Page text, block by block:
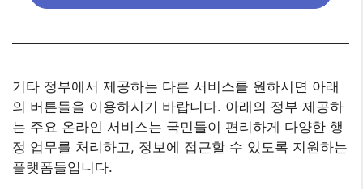
기타 정부에서 제공하는 다른 서비스를 원하시면 아래
의 버튼들을 이용하시기 바랍니다. 아래의 정부 제공하
는 주요 온라인 서비스는 국민들이 편리하게 다양한 행
정 업무를 처리하고, 정보에 접근할 수 있도록 지원하는
플랫폼들입니다.